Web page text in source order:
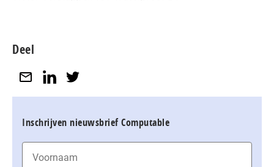
Deel
Inschrijven nieuwsbrief Computable